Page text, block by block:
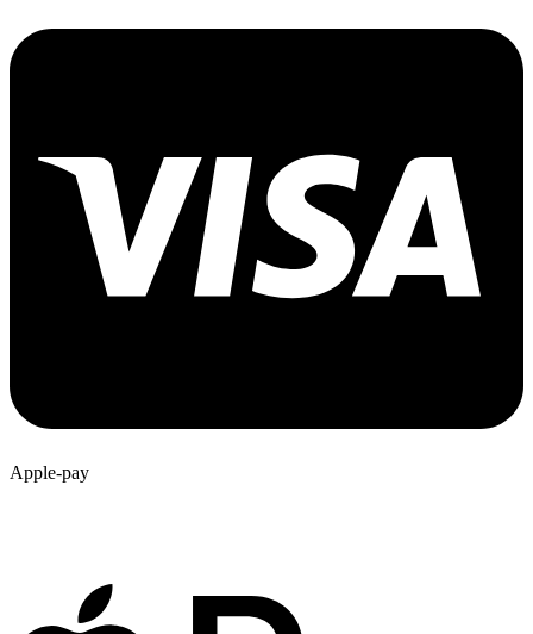
Apple-pay